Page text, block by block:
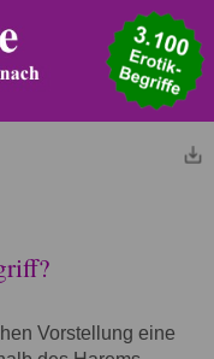
Vorstellung eine